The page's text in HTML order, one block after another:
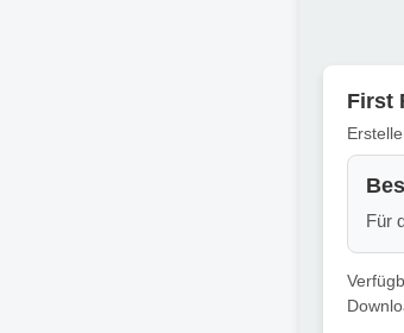
First
Für